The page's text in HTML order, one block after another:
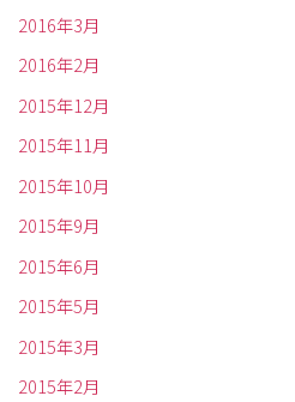
2016年3月
2016年2月
2015年12月
2015年11月
2015年10月
2015年9月
2015年6月
2015年5月
2015年3月
2015年2月